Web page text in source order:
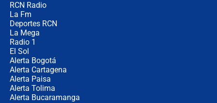
RCN Radio
La Fm
Deportes RCN
La Mega
Radio 1
El Sol
Alerta Bogotá
Alerta Cartagena
Alerta Paisa
Alerta Tolima
Alerta Bucaramanga